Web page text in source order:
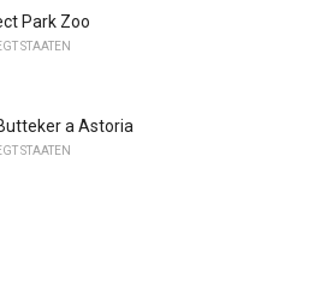
Park Zoo
STAATEN
a Astoria
STAATEN